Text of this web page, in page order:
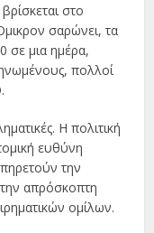
στο
σαρώνει, τα
σε μια ημέρα,
πολλοί
Η πολιτική
ευθύνη
την
απρόσκοπτη
ομίλων.